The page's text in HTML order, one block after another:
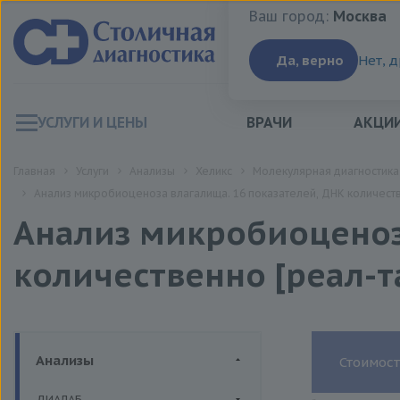
Ваш город:Москва
Ваш город: Москва
Да, верно Нет,
УСЛУГИ И ЦЕНЫ ВРАЧИ
Анализ
количественно [реал-
Анализы